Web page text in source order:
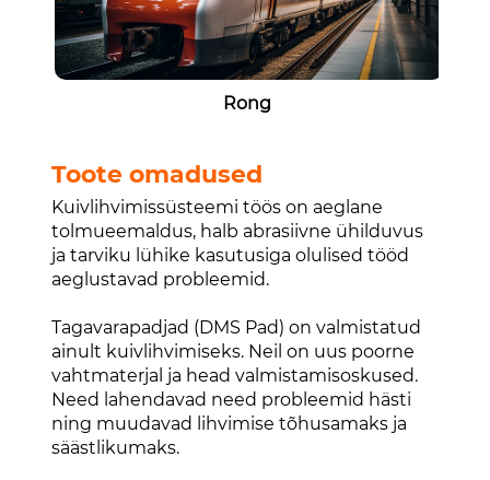
Rong
Toote omadused
Kuivlihvimissüsteemi töös on aeglane
tolmueemaldus, halb abrasiivne ühilduvus
ja tarviku lühike kasutusiga olulised tööd
aeglustavad probleemid.
Tagavarapadjad (DMS Pad) on valmistatud
ainult kuivlihvimiseks. Neil on uus poorne
vahtmaterjal ja head valmistamisoskused.
Need lahendavad need probleemid hästi
ning muudavad lihvimise tõhusamaks ja
säästlikumaks.